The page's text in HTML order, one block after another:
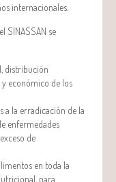
internacionales.
SINASSAN se
distribución
económico de los
a la erradicación de la
enfermedades
de
en toda la
para